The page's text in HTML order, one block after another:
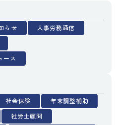
らせ
人事労務通信
ース
社会保険
年末調整補助
社労士顧問